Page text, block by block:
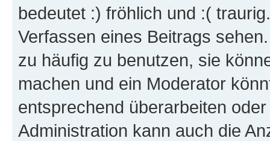
bedeutet :) fröhlich und :(
Verfassen eines Beitrags
zu häufig zu benutzen, sie
machen und ein Moderator
entsprechend überarbeiten
Administration kann auch die